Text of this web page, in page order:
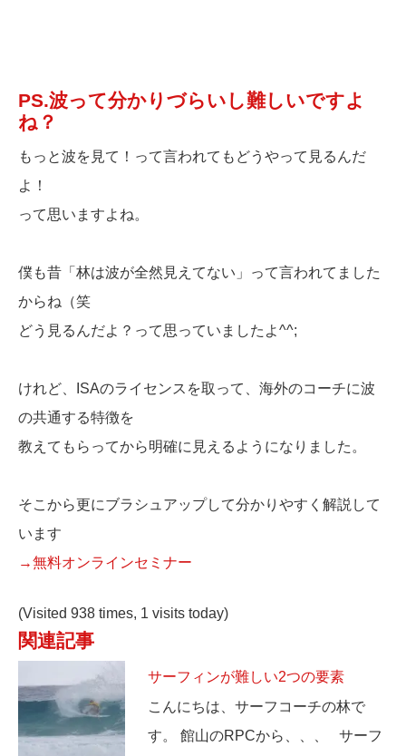
PS.波って分かりづらいし難しいですよ
ね？
もっと波を見て！って言われてもどうやって見るんだ
よ！
って思いますよね。
僕も昔「林は波が全然見えてない」って言われてました
からね（笑
どう見るんだよ？って思っていましたよ^^;
けれど、ISAのライセンスを取って、海外のコーチに波
の共通する特徴を
教えてもらってから明確に見えるようになりました。
そこから更にブラシュアップして分かりやすく解説して
います
→無料オンラインセミナー
(Visited 938 times, 1 visits today)
関連記事
サーフィンが難しい2つの要素
こんにちは、サーフコーチの林で
す。 館山のRPCから、、、 サーフ